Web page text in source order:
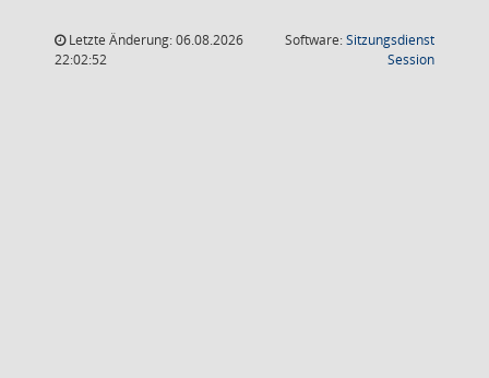
Letzte Änderung: 06.08.2026
22:02:52
Software:Sitzungsdienst
Session(Wird in